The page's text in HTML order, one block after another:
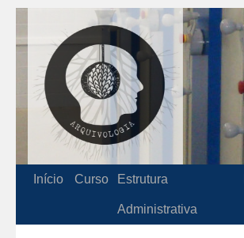
Início Curso Estrutura
Administrativa